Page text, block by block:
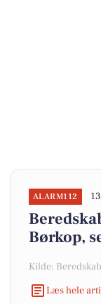
ALARM112
Børkop,
Kilde:
Læs hele